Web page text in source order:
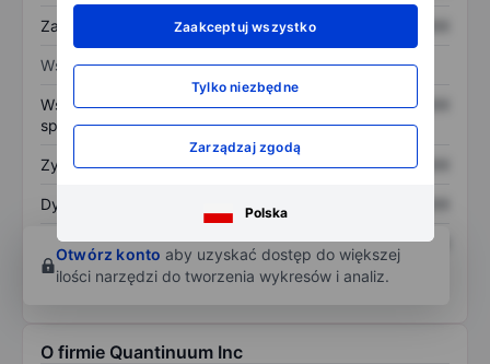
Zaakceptuj wszystko
Tylko niezbędne
Zarządzaj zgodą
Polska
Zadłużenie ogółem XXXXXXX
Wskaźniki
Współczynnik cena do
sprzedaży
XXXXXXX XXXXXXX
Zysk na akcję XXXXXXX XXXXXXX
Dywidenda na akcję XXXXXXX
Zwrot z kapitału
własnego
XXXXXXX XXXXXXX
Otwórz konto aby uzyskać dostęp do większej
ilości narzędzi do tworzenia wykresów i analiz.
O firmie Quantinuum Inc